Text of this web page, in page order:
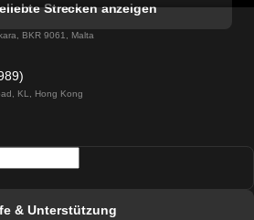
von Lissabon nach Lagos
Lissabon nach Madrid
Strecken anzeigen
BKR 9061, Malta
KL, Hong Kong
& Unterstützung